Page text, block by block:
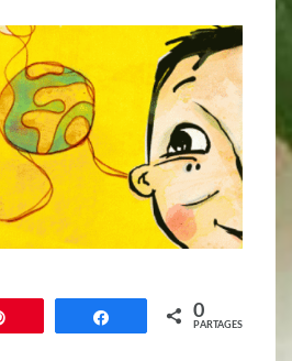
Partagez 0
PARTAGES